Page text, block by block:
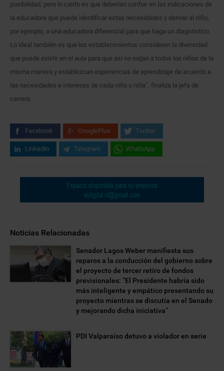
posibilidad, pero lo cierto es que deberían confiar en las indicaciones de
la educadora que puede identificar estas necesidades y derivar al niño,
por ejemplo, a una educadora diferencial para que haga un diagnóstico.
Lo ideal también es que los establecimientos consideren la diversidad
que puede existir en el aula para que así no exijan a todos los niños de la
misma manera y establezcan experiencias de aprendizaje de acuerdo a
las necesidades e intereses de cada niño o niña”, finaliza la jefa de
carrera.
Facebook GooglePlus Twitter
Linkedin Telegram WhatsApp
Noticias Relacionadas
Senador Lagos Weber manifiesta sus
reparos a la conducción del gobierno sobre
el proyecto de tercer retiro de fondos
previsionales: “El Presidente habría sido
más inteligente y empático presentando su
proyecto mientras se discutía en el Senado
y mejorando dicha iniciativa”
PDI Valparaíso detuvo a violador en serie